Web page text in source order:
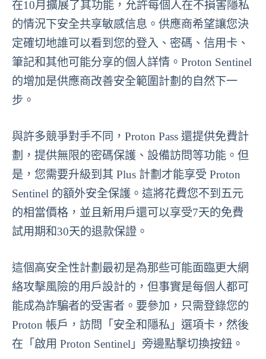
在10月擴展了其功能，允許每個人在不損害隱私
的情況下安全共享敏感信息。供應商希望讓您決
定確切地誰可以看到您的登入、密碼、信用卡、
筆記和其他可能分享的個人詳情。Proton Sentinel
的增加是供應商改善安全範圍計劃的自然下一
步。
與許多競爭對手不同，Proton Pass 還提供免費計
劃，提供無限的密碼保護、設備訪問等功能。但
是，您需要升級到其 Plus 計劃才能享受 Proton
Sentinel 的額外安全保護。這將花費您不到五元
的相當價格，並且新用戶還可以享受7天的免費
試用期和30天的退款保證。
這個高安全性計劃最初是為那些可能面臨更大網
絡攻擊風險的用戶設計的，但事實是每個人都可
能成為詐騙者的受害者。要參加，只需登錄您的
Proton 帳戶，訪問「安全和隱私」選項卡，然後
在「啟用 Proton Sentinel」旁邊點擊切換按鈕。